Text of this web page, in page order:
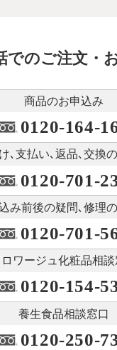
でのご注文・
商品のお申込み
0120-164-
､支払い､ 返品､交換
0120-701-
み前後の疑問､修理
0120-701-
ロワージュ化粧品相談
0120-154-
養生食品相談窓口
0120-250-